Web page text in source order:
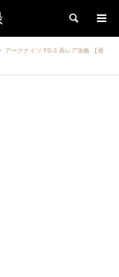
検索
アークナイツ FD-3 高レア攻略 【通